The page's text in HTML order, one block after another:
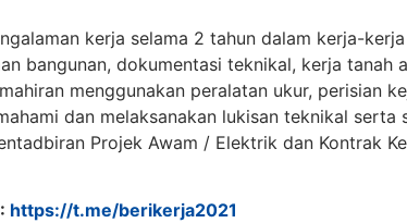
kerja selama 2 tahun dalam kerja-
bangunan, dokumentasi teknikal, kerja tanah
menggunakan peralatan ukur, perisian
dan melaksanakan lukisan teknikal serta
Projek Awam / Elektrik dan Kontrak
https://t.me/berikerja2021